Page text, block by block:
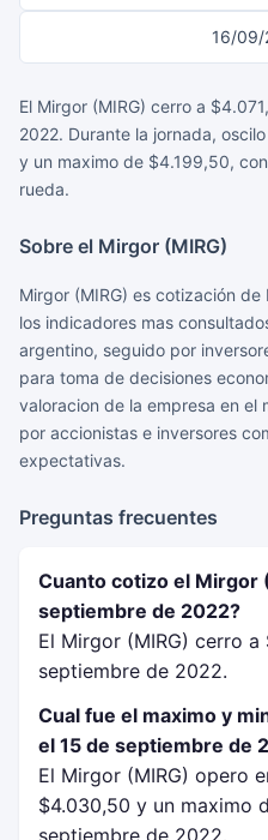
16/
El Mirgor (MIRG) cerro a
2022. Durante la jornada,
y un maximo de $4.199,50,
rueda.
Sobre el Mirgor (MIRG)
Mirgor (MIRG) es cotización de
los indicadores mas
argentino, seguido por
para toma de decisiones
valoracion de la empresa en el
por accionistas e inversores
expectativas.
Preguntas frecuentes
Cuanto cotizo el Mirgor
septiembre de 2022?
El Mirgor (MIRG) cerro a
septiembre de 2022.
Cual fue el maximo y
el 15 de septiembre de
El Mirgor (MIRG) opero
$4.030,50 y un maximo
septiembre de 2022.